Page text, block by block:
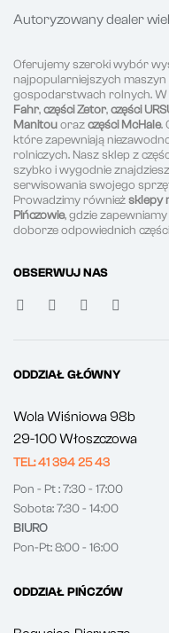
Autoryzowany dealer
Oferujemy szeroki wybór
najpopularniejszych
gospodarstwach rolnych. W
Fahr,części Zetor,części
Manitouorazczęści McHale.
które zapewniają
rolniczych. Nasz sklep z
szybko i wygodnie
serwisowania swojego
Prowadzimy równieżsklepy
Pińczowie, gdzie
doborze odpowiednich
OBSERWUJ NAS
ODDZIAŁ GŁÓWNY
Wola Wiśniowa 98b
29-100 Włoszczowa
TEL: 41 394 25 43
Pon - Pt : 7:30 - 17:00
Sobota: 7:30 - 14:00
BIURO
Pon-Pt: 8:00 - 16:00
ODDZIAŁ PIŃCZÓW